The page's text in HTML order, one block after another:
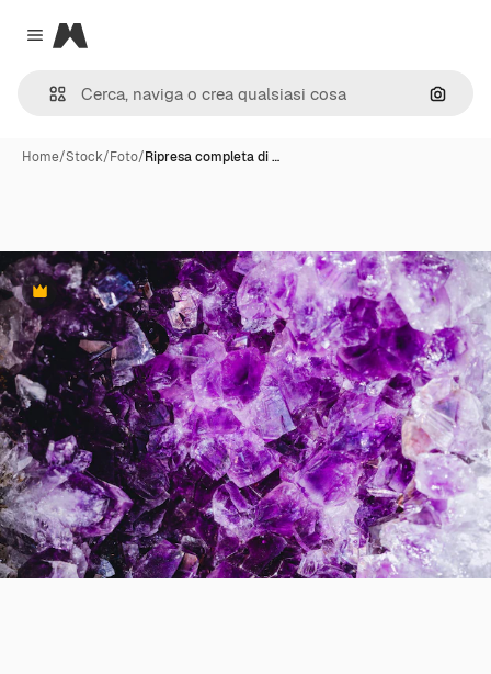
Close menu
Magnific
Cerca
Home/Stock/Foto/Ripresa completa di …
Premium